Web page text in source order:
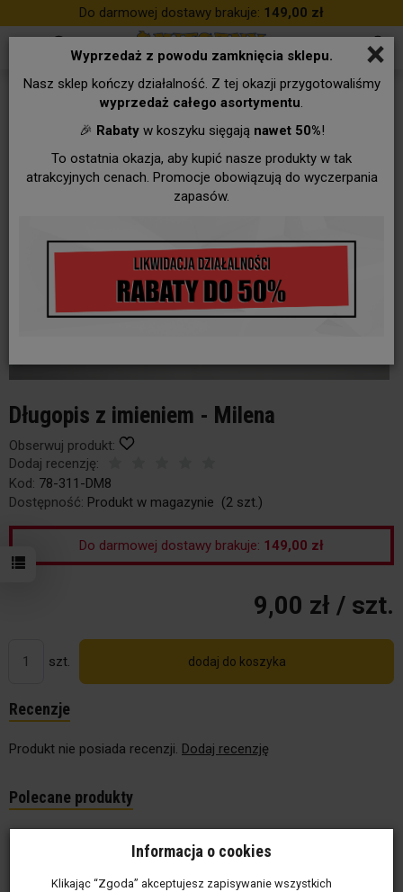
×
Wyprzedaż z powodu zamknięcia sklepu.
Nasz sklep kończy działalność. Z tej okazji przygotowaliśmy
wyprzedaż całego asortymentu.
🎉 Rabatyw koszyku sięgają nawet 50%!
To ostatnia okazja, aby kupić nasze produkty w tak
atrakcyjnych cenach. Promocje obowiązują do wyczerpania
zapasów.
Do darmowej dostawy brakuje: 149,00 zł
Długopis z imieniem - Milena
Obserwuj produkt:
Dodaj recenzję:
Kod: 78-311-DM8
Dostępność: Produkt w magazynie (2 szt.)
Do darmowej dostawy brakuje: 149,00 zł
9,00 zł / szt.
szt. dodaj do koszyka
Recenzje
Produkt nie posiada recenzji. Dodaj recenzję
Polecane produkty
Informacja o cookies
Klikając “Zgoda” akceptujesz zapisywanie wszystkich